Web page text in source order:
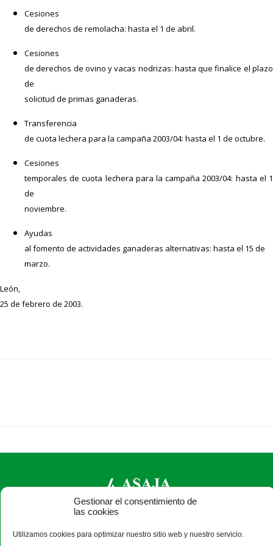
Gestionar el consentimiento de
las cookies
Utilizamos cookies para optimizar nuestro sitio web y nuestro servicio.
Cesiones
de derechos de remolacha: hasta el 1 de abril.
Cesiones
de derechos de ovino y vacas nodrizas: hasta que finalice el plazo
de
solicitud de primas ganaderas.
Transferencia
de cuota lechera para la campaña 2003/04: hasta el 1 de octubre.
Cesiones
temporales de cuota lechera para la campaña 2003/04: hasta el 1
de
noviembre.
Ayudas
al fomento de actividades ganaderas alternativas: hasta el 15 de
marzo.
León,
25 de febrero de 2003.
ASAJA León - Jóvenes Agricultores